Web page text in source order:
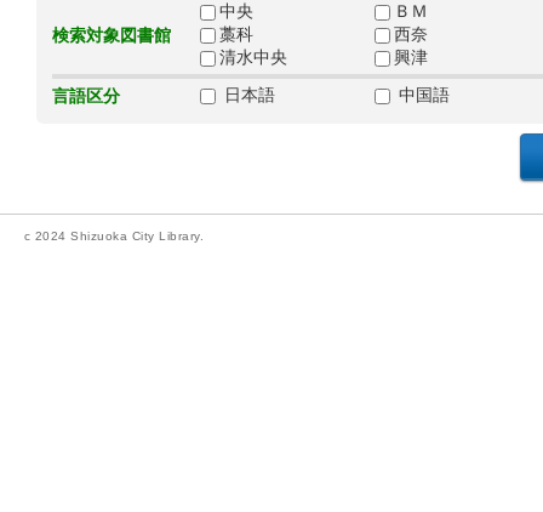
検索対象図書館
中央
ＢＭ
藁科
西奈
清水中央
興津
言語区分
日本語 中国語
c 2024 Shizuoka City Library.